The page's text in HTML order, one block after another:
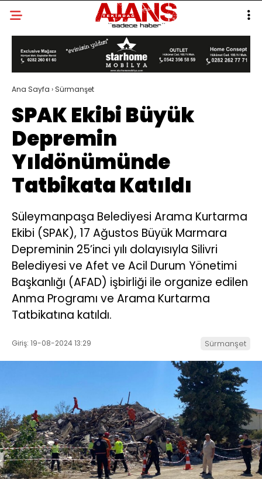
Ana Sayfa › Sürmanşet
SPAK Ekibi Büyük
Depremin
Yıldönümünde
Tatbikata Katıldı
Süleymanpaşa Belediyesi Arama Kurtarma
Ekibi (SPAK), 17 Ağustos Büyük Marmara
Depreminin 25’inci yılı dolayısıyla Silivri
Belediyesi ve Afet ve Acil Durum Yönetimi
Başkanlığı (AFAD) işbirliği ile organize edilen
Anma Programı ve Arama Kurtarma
Tatbikatına katıldı.
Giriş: 19-08-2024 13:29 Sürmanşet